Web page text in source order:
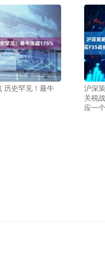
历史罕见！最牛
沪深
关税
应一